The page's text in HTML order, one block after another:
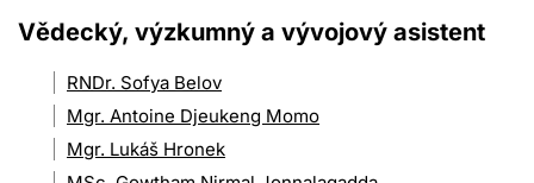
Vědecký, výzkumný a vývojový asistent
RNDr. Sofya Belov
Mgr. Antoine Djeukeng Momo
Mgr. Lukáš Hronek